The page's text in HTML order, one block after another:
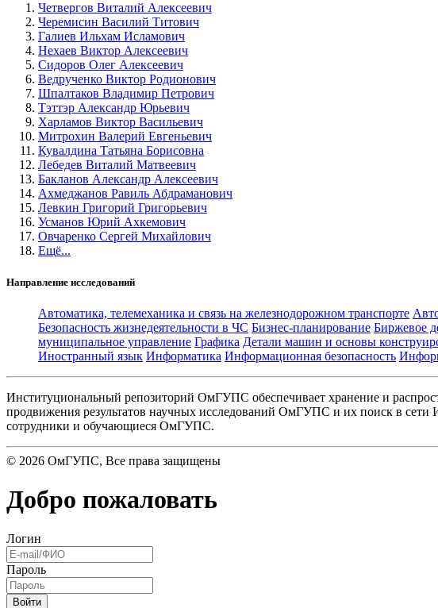
Четвергов Виталий Алексеевич
Черемисин Василий Титович
Галиев Ильхам Исламович
Нехаев Виктор Алексеевич
Сидоров Олег Алексеевич
Ведрученко Виктор Родионович
Шпалтаков Владимир Петрович
Тэттэр Александр Юрьевич
Харламов Виктор Васильевич
Митрохин Валерий Евгеньевич
Кувалдина Татьяна Борисовна
Лебедев Виталий Матвеевич
Бакланов Александр Алексеевич
Ахмеджанов Равиль Абдраманович
Левкин Григорий Григорьевич
Усманов Юрий Ахкемович
Овчаренко Сергей Михайлович
Ещё...
Направление исследований
Автоматика, телемеханика и связь на железнодорожном транспорте
Безопасность жизнедеятельности в ЧС Бизнес-планирование Биржевое
муниципальное управление Графика Детали машин и основы
Иностранный язык Информатика Информационная безопасность
Институциональный репозиторий ОмГУПС обеспечивает хранение и
продвижения результатов научных исследований ОмГУПС и их поиск в
сотрудники и обучающиеся ОмГУПС.
© 2026 ОмГУПС, Все права защищены
Добро пожаловать
Логин
Пароль